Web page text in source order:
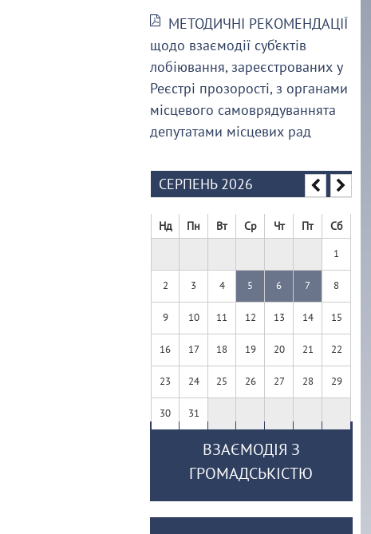
МЕТОДИЧНІ РЕКОМЕНДАЦІЇ
щодо взаємодії суб’єктів
лобіювання, зареєстрованих у
Реєстрі прозорості, з органами
місцевого самоврядуваннята
депутатами місцевих рад
СЕРПЕНЬ 2026
Нд Пн Вт Ср Чт Пт Сб
1
2 3 4 5 6 7 8
9 10 11 12 13 14 15
16 17 18 19 20 21 22
23 24 25 26 27 28 29
30 31
ВЗАЄМОДІЯ З
ГРОМАДСЬКІСТЮ